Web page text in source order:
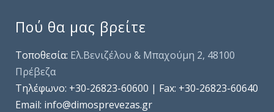
Πού θα μας βρείτε
Τοποθεσία: Ελ.Βενιζέλου & Μπαχούμη 2, 48100
Πρέβεζα
Τηλέφωνo: +30-26823-60600 | Fax: +30-26823-60640
Email: info@dimosprevezas.gr